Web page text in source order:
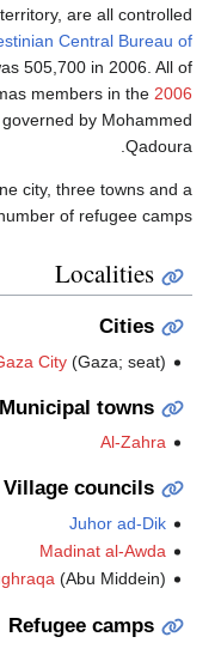
are all controlled
Central Bureau of
505,700 in 2006. All of
members in the 2006
by Mohammed
Qadoura.
city, three towns and a
of refugee camps.
Localities
Cities
City(Gaza; seat)
Municipal towns
Al-Zahra
Village councils
Juhor ad-Dik
Madinat al-Awda
(Abu Middein)
Refugee camps